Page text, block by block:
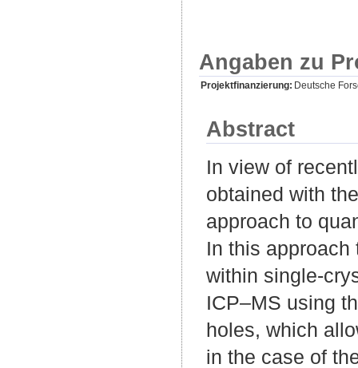
Angaben zu
Projektfinanzierung: Deutsche
Abstract
In view of
obtained with
approach to
In this
within single-
ICP–MS using
holes, which
in the case of